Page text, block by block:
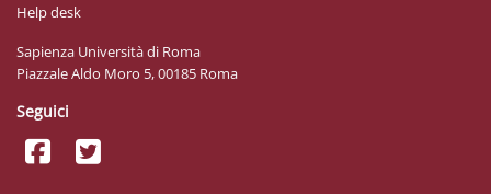
Help desk
Sapienza Università di Roma
Piazzale Aldo Moro 5, 00185 Roma
Seguici